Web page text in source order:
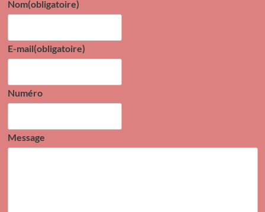
Nom(obligatoire)
E-mail(obligatoire)
Numéro
Message